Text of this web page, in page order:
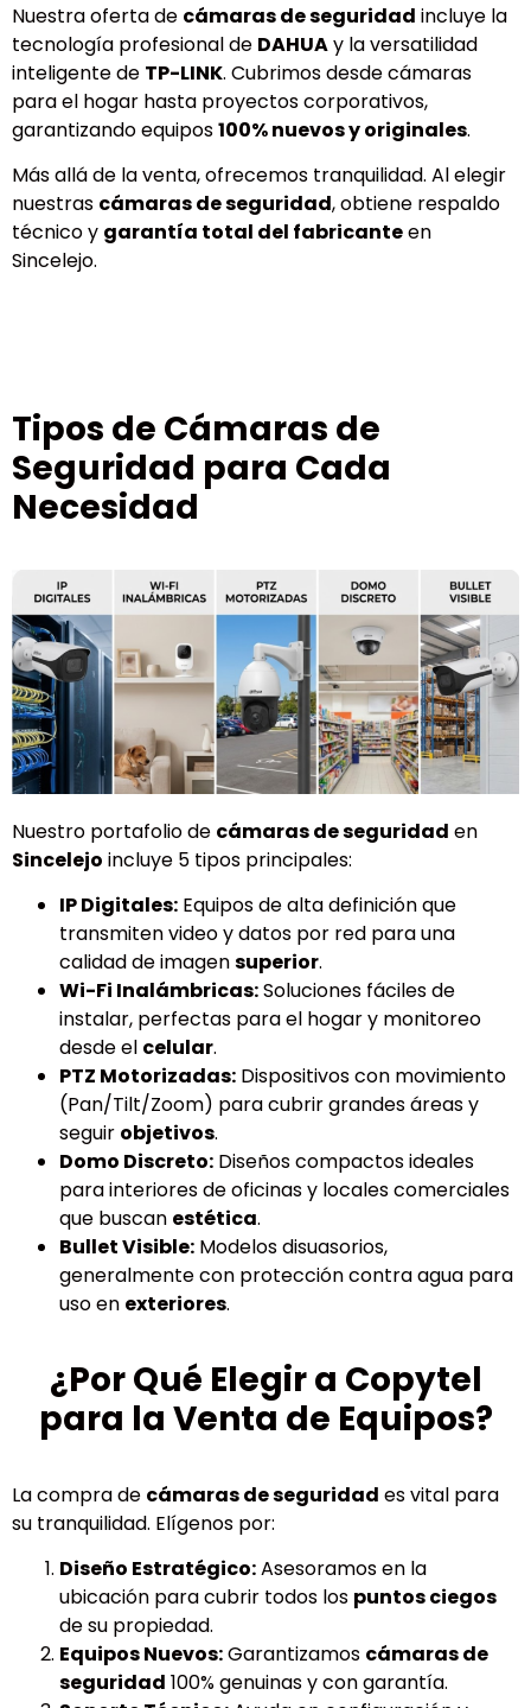
Nuestra oferta de cámaras de seguridad incluye la
tecnología profesional de DAHUAy la versatilidad
inteligente de TP-LINK. Cubrimos desde cámaras
para el hogar hasta proyectos corporativos,
garantizando equipos100% nuevos y originales.
Más allá de la venta, ofrecemos tranquilidad. Al elegir
nuestras cámaras de seguridad, obtiene respaldo
técnico y garantía total del fabricanteen
Sincelejo.
Tipos de Cámaras de
Seguridad para Cada
Necesidad
Nuestro portafolio de cámaras de seguridad en
Sincelejo incluye 5 tipos principales:
IP Digitales: Equipos de alta definición que
transmiten video y datos por red para una
calidad de imagensuperior.
Wi-Fi Inalámbricas:Soluciones fáciles de
instalar, perfectas para el hogar y monitoreo
desde el celular.
PTZ Motorizadas: Dispositivos con movimiento
(Pan/Tilt/Zoom) para cubrir grandes áreas y
seguir objetivos.
Domo Discreto: Diseños compactos ideales
para interiores de oficinas y locales comerciales
que buscan estética.
Bullet Visible: Modelos disuasorios,
generalmente con protección contra agua para
uso en exteriores.
¿Por Qué Elegir a Copytel
para la Venta de Equipos?
La compra de cámaras de seguridad es vital para
su tranquilidad. Elígenos por:
Diseño Estratégico:Asesoramos en la
ubicación para cubrir todos los puntos ciegos
de su propiedad.
Equipos Nuevos:Garantizamos cámaras de
seguridad 100% genuinas y con garantía.